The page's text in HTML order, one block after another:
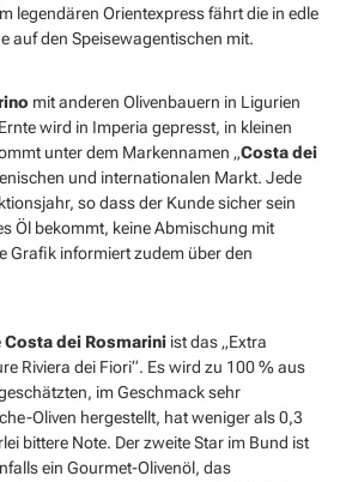
legendären Orientexpress fährt die in edle
auf den Speisewagentischen mit.
mit anderen Olivenbauern in Ligurien
wird in Imperia gepresst, in kleinen
unter dem Markennamen „Costa dei
und internationalen Markt. Jede
so dass der Kunde sicher sein
Öl bekommt, keine Abmischung mit
Grafik informiert zudem über den
Costa dei Rosmarini ist das „Extra
Riviera dei Fiori“. Es wird zu 100 % aus
im Geschmack sehr
Oliven hergestellt, hat weniger als 0,3
bittere Note. Der zweite Star im Bund ist
ein Gourmet-Olivenöl, das